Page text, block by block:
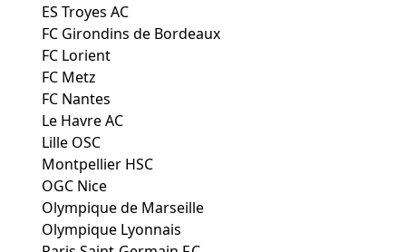
ES Troyes AC
FC Girondins de Bordeaux
FC Lorient
FC Metz
FC Nantes
Le Havre AC
Lille OSC
Montpellier HSC
OGC Nice
Olympique de Marseille
Olympique Lyonnais